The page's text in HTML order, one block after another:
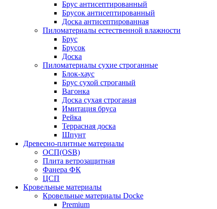
Брус антисептированный
Брусок антисептированный
Доска антисептированная
Пиломатериалы естественной влажности
Брус
Брусок
Доска
Пиломатериалы сухие строганные
Блок-хаус
Брус сухой строганый
Вагонка
Доска сухая строганая
Имитация бруса
Рейка
Террасная доска
Шпунт
Древесно-плитные материалы
ОСП(OSB)
Плита ветрозащитная
Фанера ФК
ЦСП
Кровельные материалы
Кровельные материалы Docke
Premium